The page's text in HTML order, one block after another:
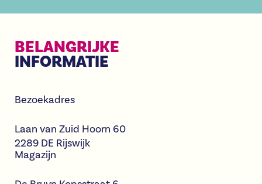
BELANGRIJKE
INFORMATIE
Bezoekadres
Laan van Zuid Hoorn 60
2289 DE Rijswijk
Magazijn